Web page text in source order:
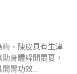
梅、陳皮具有生津
身體躲開悶夏，
胃功效...